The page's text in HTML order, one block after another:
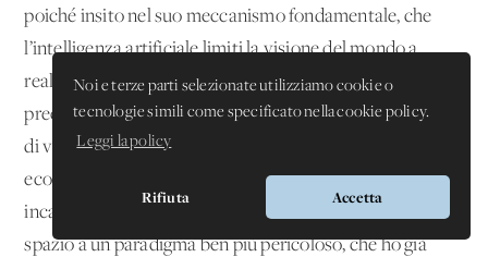
Noi e terze parti selezionate utilizziamo cookie o
tecnologie simili come specificato nella cookie policy.
Leggi la policy
Rifiuta Accetta
poiché insito nel suo meccanismo fondamentale, che
l’intelligenza artificiale limiti la visione del mondo a
realtà esprimibili in numeri e racchiuse in categorie
preconfezionate, estromettendo l’apporto di altre forme
di verità e imponendo modelli antropologici, socio-
economici e culturali uniformi. Il paradigma tecnologico
incarnato dall’intelligenza artificiale rischia allora di fare
spazio a un paradigma ben più pericoloso, che ho già